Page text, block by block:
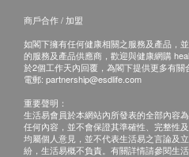
嗜酸性白血球
血色素
紅血球壓積量
淋巴性白血球
紅血球平均紅蛋白量
紅血球平均容積
單核白血球
甲狀腺超聲波
通過超聲波觀察頸部位子甲狀
異常，例如結節、腫瘤、囊腫
19% off
HK$1,100.0
本服務/產品由商戶提
health.ESDlife】並沒有
有關此服務/產品的錯漏
產品而引致的損失、損害
網購health.ESDlife概不
查詢，須向提供服務之
商戶合作 / 加盟
如閣下擁有任何健康相關之服務及產品，
的服務及產品供應商，歡迎與健康網購
於2個工作天內回覆，為閣下提供更多有關
電郵: partnership@esdlife.com
重要聲明：
生活易會員於本網站內所發表的全部內容
任何內容，並不會保證其準確性、完整性
均屬個人意見，並不代表生活易之言論及
紛，生活易概不負責。有關詳情請參閱生活